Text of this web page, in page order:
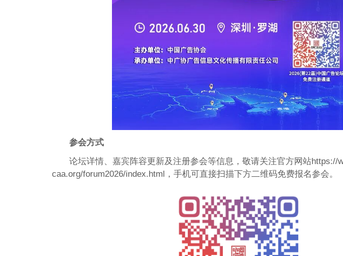
参会方式
论坛详情、嘉宾阵容更新及注册参会等信息，敬请关注官方网站https://
caa.org/forum2026/index.html，手机可直接扫描下方二维码免费报名参会。